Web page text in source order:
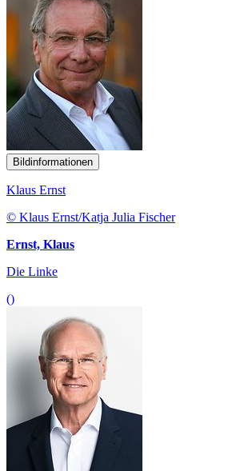
Bildinformationen
Klaus Ernst
© Klaus Ernst/Katja Julia Fischer
Ernst, Klaus
Die Linke
()